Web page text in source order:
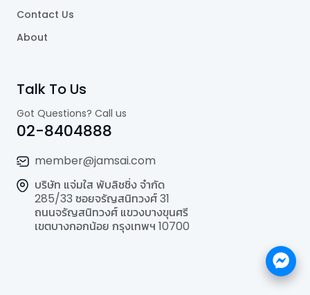
Contact Us
About
Talk To Us
Got Questions? Call us
02-8404888
member@jamsai.com
บริษัท แจ่มใส พับลิชชิ่ง จำกัด
285/33 ซอยจรัญสนิทวงศ์ 31
ถนนจรัญสนิทวงศ์ แขวงบางขุนศรี
เขตบางกอกน้อย กรุงเทพฯ 10700